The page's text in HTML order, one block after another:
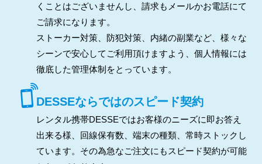
くことはございませんし、請求もメールかお電話にて
ご請求になります。
ストーカー対策、防犯対策、内緒の副業など、様々な
シーンで安心してご利用頂けますよう、個人情報には
徹底した管理体制をとっています。
DESSEならではのスピード契約
レンタル携帯DESSEではお客様のニーズに即お答え
出来る様、回線保有数、端末の種類、常時ストックし
ています。その為急なご注文にもスピード契約が可能